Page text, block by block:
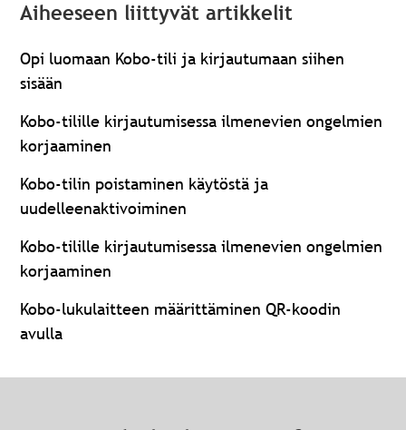
Aiheeseen liittyvät artikkelit
Opi luomaan Kobo-tili ja kirjautumaan siihen
sisään
Kobo-tilille kirjautumisessa ilmenevien ongelmien
korjaaminen
Kobo-tilin poistaminen käytöstä ja
uudelleenaktivoiminen
Kobo-tilille kirjautumisessa ilmenevien ongelmien
korjaaminen
Kobo-lukulaitteen määrittäminen QR-koodin
avulla